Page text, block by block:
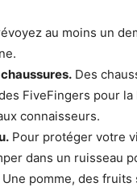
au moins un
Des
FiveFingers pour
connaisseurs.
Pour protéger votre
dans un ruisseau
Une pomme, des